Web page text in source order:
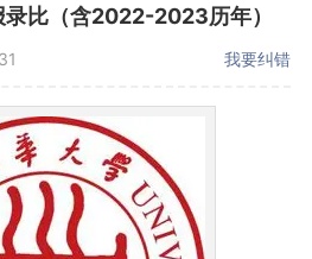
比（含2022-2023历年）
我要纠错